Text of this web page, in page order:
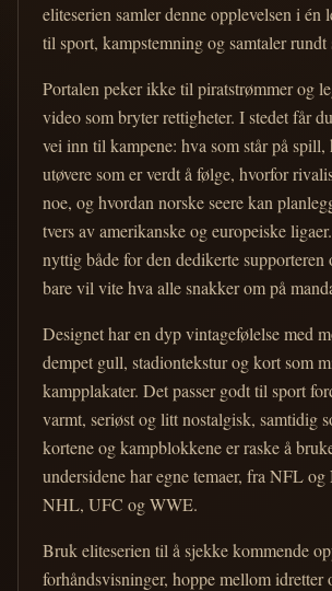
eliteserien samler denne opplevelsen i én
til sport, kampstemning og samtaler
Portalen peker ikke til piratstrømmer og
video som bryter rettigheter. I stedet får
vei inn til kampene: hva som står på
utøvere som er verdt å følge, hvorfor
noe, og hvordan norske seere kan
tvers av amerikanske og europeiske
nyttig både for den dedikerte supporteren
bare vil vite hva alle snakker om på
Designet har en dyp vintagefølelse med
dempet gull, stadiontekstur og kort som
kampplakater. Det passer godt til sport
varmt, seriøst og litt nostalgisk, samtidig
kortene og kampblokkene er raske å
undersidene har egne temaer, fra NFL
NHL, UFC og WWE.
Bruk eliteserien til å sjekke kommende
forhåndsvisninger, hoppe mellom idretter